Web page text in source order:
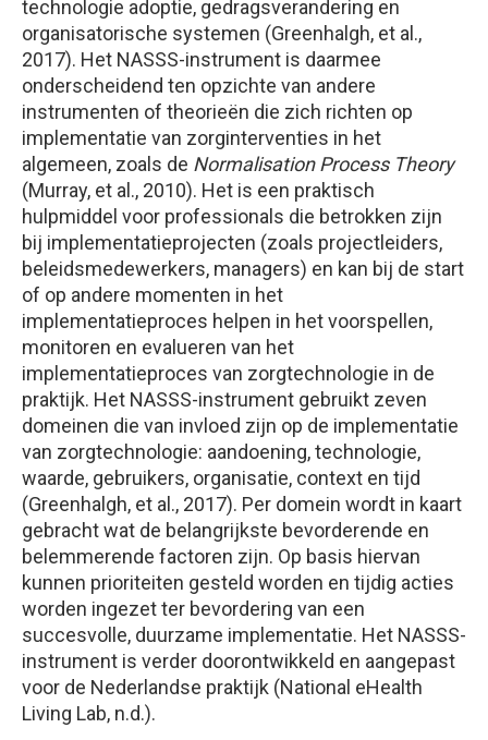
technologie adoptie, gedragsverandering en
organisatorische systemen (Greenhalgh, et al.,
2017). Het NASSS-instrument is daarmee
onderscheidend ten opzichte van andere
instrumenten of theorieën die zich richten op
implementatie van zorginterventies in het
algemeen, zoals de Normalisation Process Theory
(Murray, et al., 2010). Het is een praktisch
hulpmiddel voor professionals die betrokken zijn
bij implementatieprojecten (zoals projectleiders,
beleidsmedewerkers, managers) en kan bij de start
of op andere momenten in het
implementatieproces helpen in het voorspellen,
monitoren en evalueren van het
implementatieproces van zorgtechnologie in de
praktijk. Het NASSS-instrument gebruikt zeven
domeinen die van invloed zijn op de implementatie
van zorgtechnologie: aandoening, technologie,
waarde, gebruikers, organisatie, context en tijd
(Greenhalgh, et al., 2017). Per domein wordt in kaart
gebracht wat de belangrijkste bevorderende en
belemmerende factoren zijn. Op basis hiervan
kunnen prioriteiten gesteld worden en tijdig acties
worden ingezet ter bevordering van een
succesvolle, duurzame implementatie. Het NASSS-
instrument is verder doorontwikkeld en aangepast
voor de Nederlandse praktijk (National eHealth
Living Lab, n.d.).